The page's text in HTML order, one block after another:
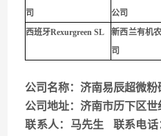
司
公司
西班牙Rexurgreen SL
新西兰有机
司
公司名称：济南易辰超微粉
公司地址：济南市历下区世
联系人：马先生 联系电话